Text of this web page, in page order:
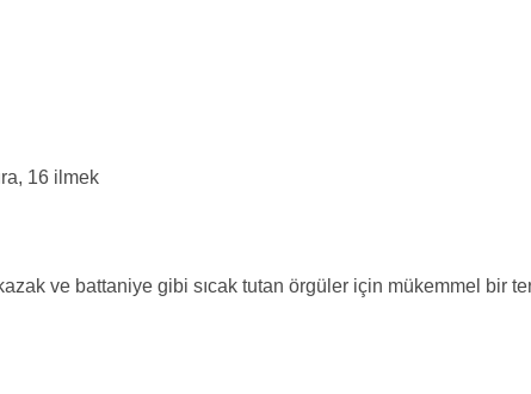
16 ilmek
ve battaniye gibi sıcak tutan örgüler için mükemmel bir